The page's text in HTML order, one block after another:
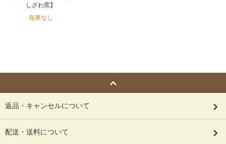
しざわ窯】
在庫なし
返品・キャンセルについて
配送・送料について